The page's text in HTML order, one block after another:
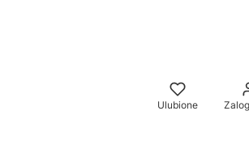
Ulubione